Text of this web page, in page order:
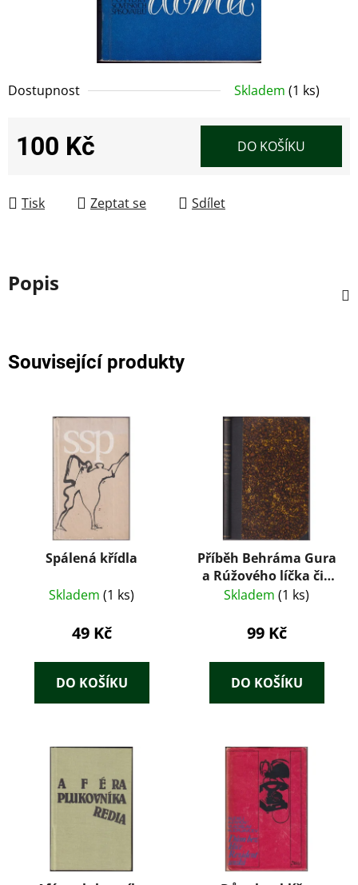
Dostupnost Skladem (1 ks)
100 Kč DO KOŠÍKU
Tisk Zeptat se Sdílet
Popis
Související produkty
Spálená křídla
Skladem (1 ks)
49 Kč
DO KOŠÍKU
Příběh Behráma Gura
a Rúžového líčka čili
sedm dní a sedm nocí
Skladem (1 ks)
99 Kč
DO KOŠÍKU